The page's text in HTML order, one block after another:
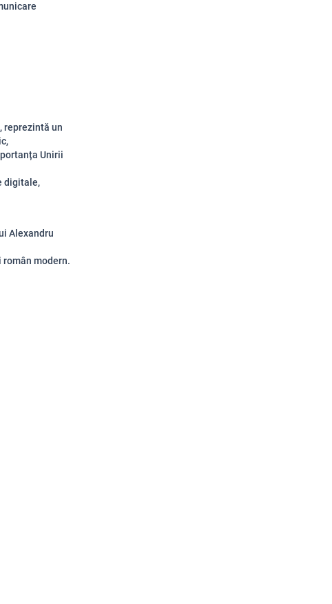
reprezintă un
Unirii
digitale,
Alexandru
modern.